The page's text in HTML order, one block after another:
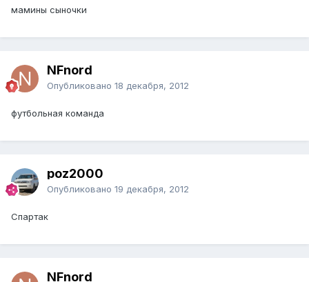
мамины сыночки
NFnord
Опубликовано 18 декабря, 2012
футбольная команда
poz2000
Опубликовано 19 декабря, 2012
Спартак
NFnord